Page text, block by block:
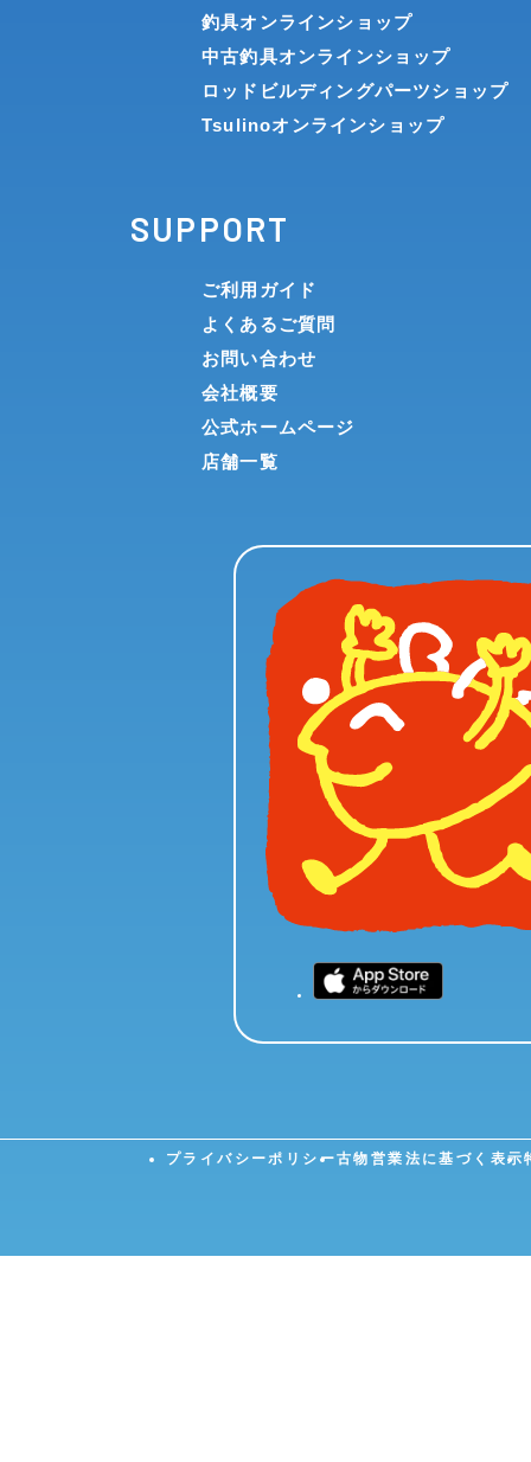
釣具オンラインショップ
中古釣具オンラインショップ
ロッドビルディングパーツショップ
Tsulinoオンラインショップ
SUPPORT
ご利用ガイド
よくあるご質問
お問い合わせ
会社概要
公式ホームページ
店舗一覧
プライバシーポリシー古物営業法に基づく表示